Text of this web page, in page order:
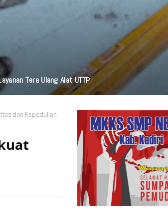
Integritas Dan Kesiapsiagaan.
dan Kepedulian